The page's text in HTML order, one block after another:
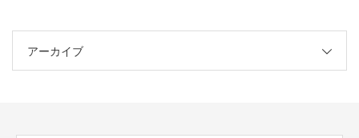
アーカイブ